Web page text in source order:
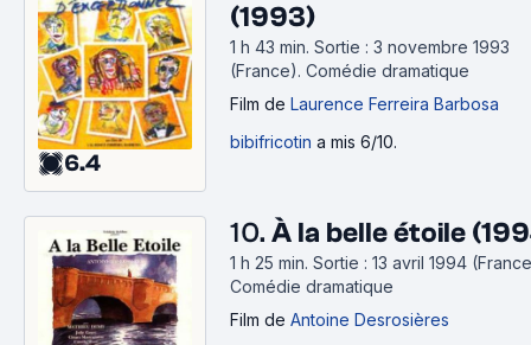
6.4
(1993)
1 h 43 min. Sortie : 3 novembre 1993
(France). Comédie dramatique
Film de Laurence Ferreira Barbosa
bibifricotin a mis 6/10.
10. À la belle étoile
1 h 25 min. Sortie : 13 avril 1994
Comédie dramatique
Film de Antoine Desrosières